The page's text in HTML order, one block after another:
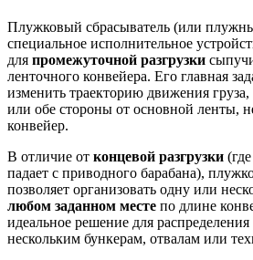
Плужковый сбрасыватель (или
специальное исполнительное
для промежуточной разгрузки
ленточного конвейера. Его главная
изменить траекторию движения
или обе стороны от основной ленты,
конвейер.
В отличие от концевой разгрузки
падает с приводного барабана),
позволяет организовать одну или
любом заданном месте по длине
идеальное решение для
нескольким бункерам, отвалам или